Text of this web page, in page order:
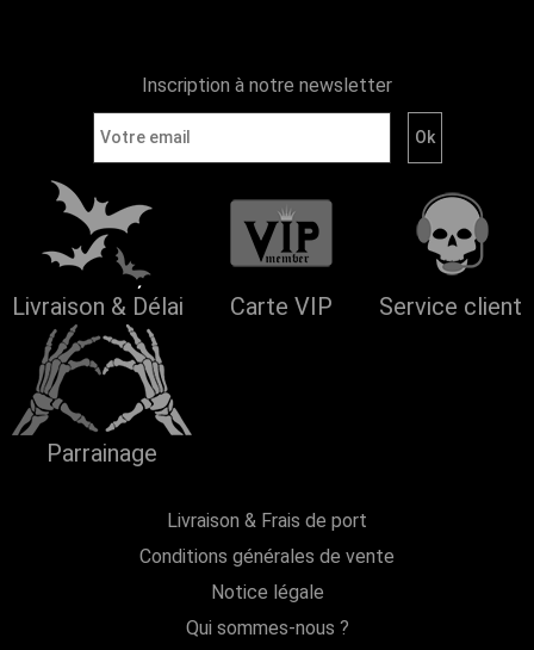
Inscription à notre newsletter
Livraison & Délai Carte VIP Service client
Parrainage
Livraison & Frais de port
Conditions générales de vente
Notice légale
Qui sommes-nous ?